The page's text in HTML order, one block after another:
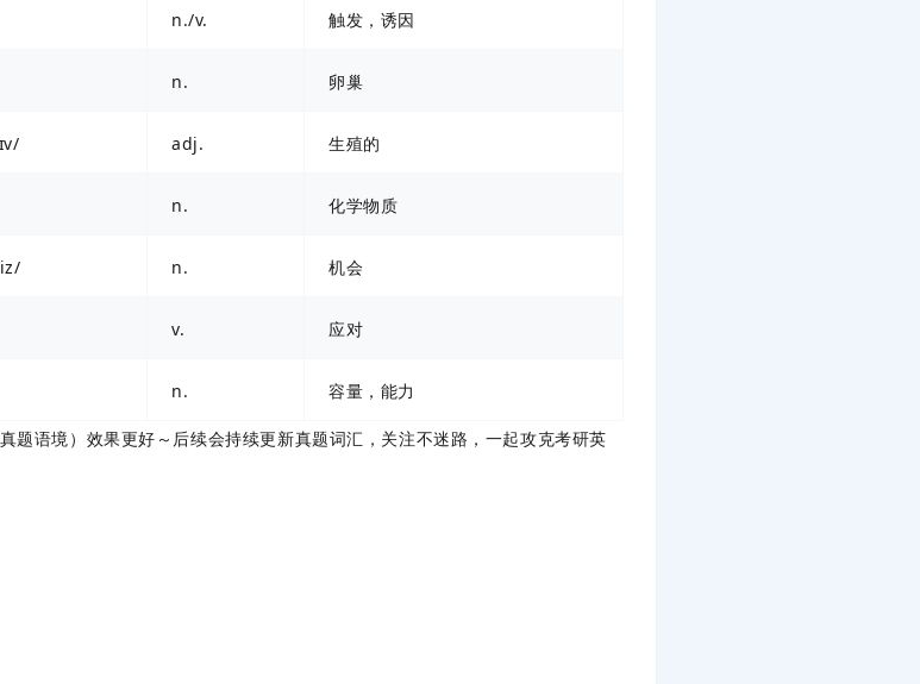
n./v. 触发，诱因
n. 卵巢
adj. 生殖的
n. 化学物质
n. 机会
v. 应对
n. 容量，能力
题语境）效果更好～后续会持续更新真题词汇，关注不迷路，一起攻克考研英